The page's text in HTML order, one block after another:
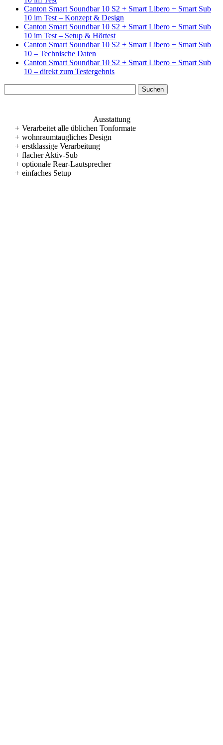
Canton Smart Soundbar 10 S2 + Smart Libero + Smart Sub
10 im Test – Konzept & Design
Canton Smart Soundbar 10 S2 + Smart Libero + Smart Sub
10 im Test – Setup & Hörtest
Canton Smart Soundbar 10 S2 + Smart Libero + Smart Sub
10 – Technische Daten
Canton Smart Soundbar 10 S2 + Smart Libero + Smart Sub
10 – direkt zum Testergebnis
Ausstattung
+ Verarbeitet alle üblichen Tonformate
+ wohnraumtaugliches Design
+ erstklassige Verarbeitung
+ flacher Aktiv-Sub
+ optionale Rear-Lautsprecher
+ einfaches Setup